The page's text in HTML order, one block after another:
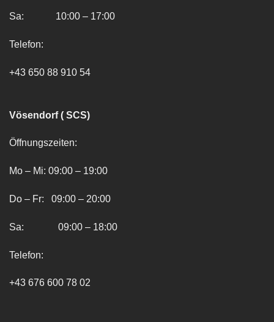
Sa: 10:00 – 17:00
Telefon:
+43 650 88 910 54
Vösendorf ( SCS)
Öffnungszeiten:
Mo – Mi: 09:00 – 19:00
Do – Fr: 09:00 – 20:00
Sa: 09:00 – 18:00
Telefon:
+43 676 600 78 02